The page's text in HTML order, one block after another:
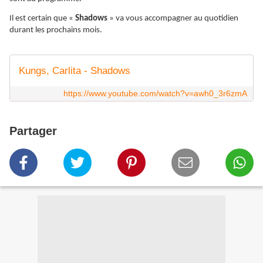
Il est certain que « Shadows » va vous accompagner au quotidien
durant les prochains mois.
Kungs, Carlita - Shadows
https://www.youtube.com/watch?v=awh0_3r6zmA
Partager